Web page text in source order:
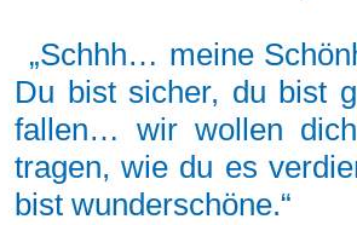
„Schhh… meine
Du bist sicher, du bist
fallen… wir wollen
tragen, wie du es
bist wunderschöne.“